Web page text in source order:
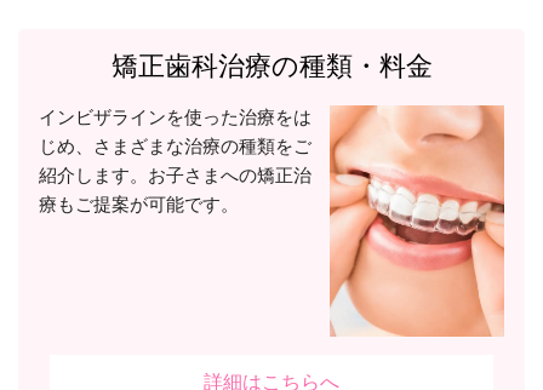
矯正歯科治療の種類・料金
インビザラインを使った治療をは
じめ、さまざまな治療の種類をご
紹介します。お子さまへの矯正治
療もご提案が可能です。
詳細はこちらへ